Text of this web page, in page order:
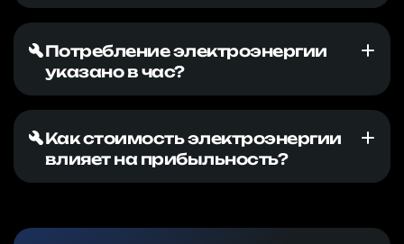
Потребление электроэнергии
указано в час?
Как стоимость электроэнергии
влияет на прибыльность?